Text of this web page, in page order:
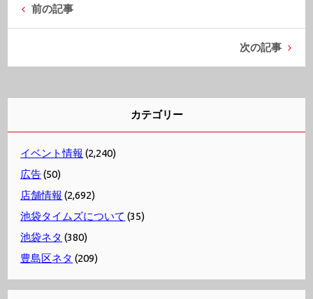
前の記事
次の記事
カテゴリー
イベント情報 (2,240)
広告(50)
店舗情報 (2,692)
池袋タイムズについて (35)
池袋ネタ (380)
豊島区ネタ (209)